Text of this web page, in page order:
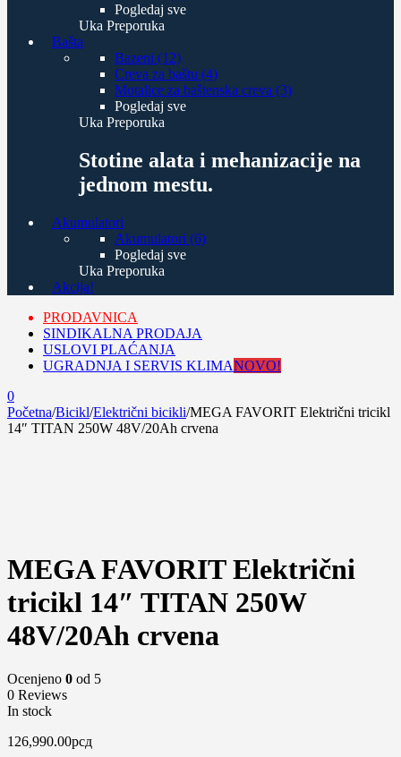
Pogledaj sve
Uka Preporuka
Bašta
Bazeni (12)
Creva za baštu (4)
Motalice za baštenska creva (3)
Pogledaj sve
Uka Preporuka
Stotine alata i mehanizacije na
jednom mestu.
Akumulatori
Akumulatori (6)
Pogledaj sve
Uka Preporuka
Akcija!
PRODAVNICA
SINDIKALNA PRODAJA
USLOVI PLAĆANJA
UGRADNJA I SERVIS KLIMANOVO!
0
Početna/Bicikl/Električni bicikli/MEGA FAVORIT Električni tricikl
14″ TITAN 250W 48V/20Ah crvena
MEGA FAVORIT Električni
tricikl 14″ TITAN 250W
48V/20Ah crvena
Ocenjeno 0 od 5
0 Reviews
In stock
126,990.00рсд